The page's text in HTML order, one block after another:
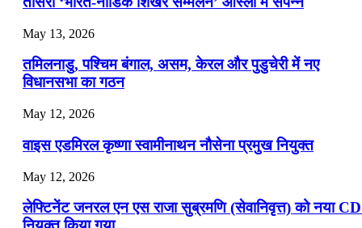
July 19, 2026
📝 डेली करेंट अफेयर्स: 16-18 जुलाई 2026
May 13, 2026
तमिलनाडु, पश्चिम बंगाल, असम, केरल और पुडुचेरी में नए
विधानसभा का गठन
May 12, 2026
वाइस एडमिरल कृष्णा स्वामीनाथन नौसेना प्रमुख नियुक्त
May 12, 2026
लेफ्टिनेंट जनरल एन एस राजा सुब्रमणि (सेवानिवृत्त) को नया